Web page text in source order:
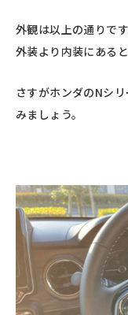
外観は以上の通りで
外装より内装にあると
さすがホンダのNシ
みましょう。